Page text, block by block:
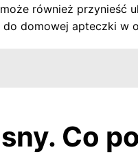
również przynieść
domowej apteczki w
Co